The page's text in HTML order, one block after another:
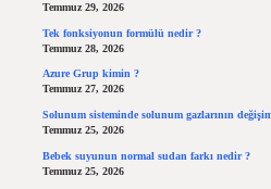
Temmuz 29, 2026
Tek fonksiyonun formülü nedir ?
Temmuz 28, 2026
Azure Grup kimin ?
Temmuz 27, 2026
Solunum sisteminde solunum gazlarının
Temmuz 25, 2026
Bebek suyunun normal sudan farkı nedir ?
Temmuz 25, 2026